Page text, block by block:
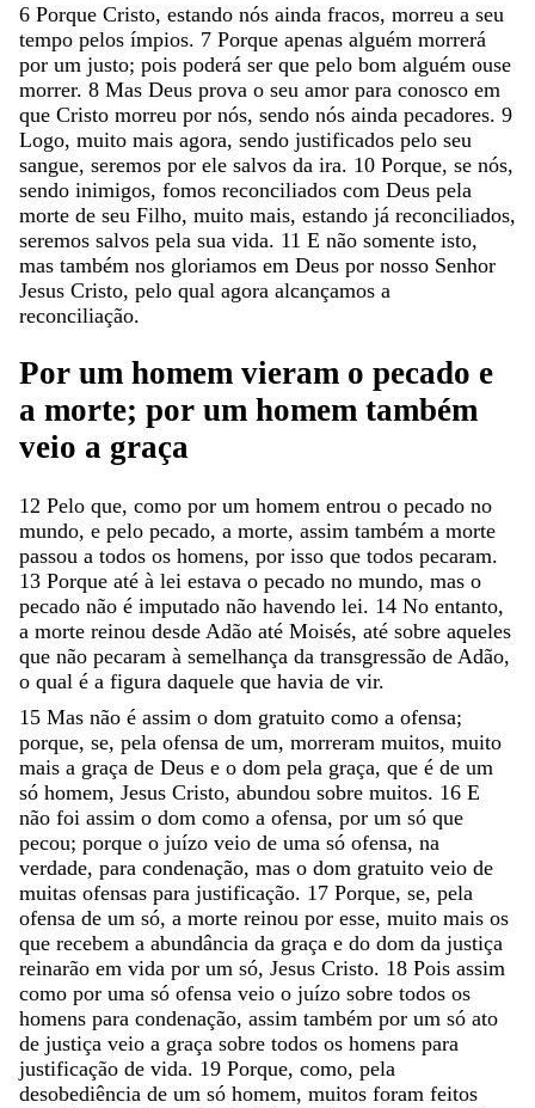
6 Porque Cristo, estando nós ainda fracos, morreu a seu
tempo pelos ímpios. 7 Porque apenas alguém morrerá
por um justo; pois poderá ser que pelo bom alguém ouse
morrer. 8 Mas Deus prova o seu amor para conosco em
que Cristo morreu por nós, sendo nós ainda pecadores. 9
Logo, muito mais agora, sendo justificados pelo seu
sangue, seremos por ele salvos da ira. 10 Porque, se nós,
sendo inimigos, fomos reconciliados com Deus pela
morte de seu Filho, muito mais, estando já reconciliados,
seremos salvos pela sua vida. 11 E não somente isto,
mas também nos gloriamos em Deus por nosso Senhor
Jesus Cristo, pelo qual agora alcançamos a
reconciliação.
Por um homem vieram o pecado e
a morte; por um homem também
veio a graça
12 Pelo que, como por um homem entrou o pecado no
mundo, e pelo pecado, a morte, assim também a morte
passou a todos os homens, por isso que todos pecaram.
13 Porque até à lei estava o pecado no mundo, mas o
pecado não é imputado não havendo lei. 14 No entanto,
a morte reinou desde Adão até Moisés, até sobre aqueles
que não pecaram à semelhança da transgressão de Adão,
o qual é a figura daquele que havia de vir.
15 Mas não é assim o dom gratuito como a ofensa;
porque, se, pela ofensa de um, morreram muitos, muito
mais a graça de Deus e o dom pela graça, que é de um
só homem, Jesus Cristo, abundou sobre muitos. 16 E
não foi assim o dom como a ofensa, por um só que
pecou; porque o juízo veio de uma só ofensa, na
verdade, para condenação, mas o dom gratuito veio de
muitas ofensas para justificação. 17 Porque, se, pela
ofensa de um só, a morte reinou por esse, muito mais os
que recebem a abundância da graça e do dom da justiça
reinarão em vida por um só, Jesus Cristo. 18 Pois assim
como por uma só ofensa veio o juízo sobre todos os
homens para condenação, assim também por um só ato
de justiça veio a graça sobre todos os homens para
justificação de vida. 19 Porque, como, pela
desobediência de um só homem, muitos foram feitos